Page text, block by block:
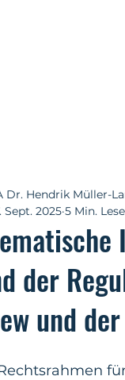
der
und
Dr. Hendrik Müller-
Sept. 2025 5 Min.